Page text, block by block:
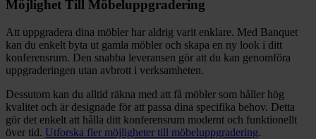
Möjlighet Till Möbeluppgradering
Att uppgradera dina möbler har aldrig varit enklare. Med Banquet
kan du enkelt byta ut gamla möbler och skapa en ny look i ditt
konferensrum. Den snabba leveransen gör att du kan genomföra
uppgraderingen utan avbrott i verksamheten.
Dessutom kan du alltid räkna med att få möbler som håller hög
kvalitet och är designade för att passa dina specifika behov. Detta
gör det enkelt att hålla ditt konferensrum modernt och funktionellt
över tid. Utforska fler möjligheter till möbeluppgradering.